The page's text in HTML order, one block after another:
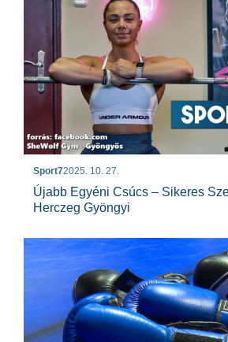
Sport72025. 10. 27.
Újabb Egyéni Csúcs – Sikeres
Herczeg Gyöngyi